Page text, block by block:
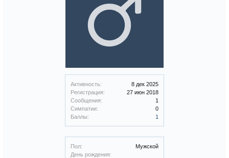
Активность:
8 дек 2025
Регистрация:
27 июн 2018
Сообщения:
1
Симпатии:
0
Баллы:
1
Пол:
Мужской
День рождения: